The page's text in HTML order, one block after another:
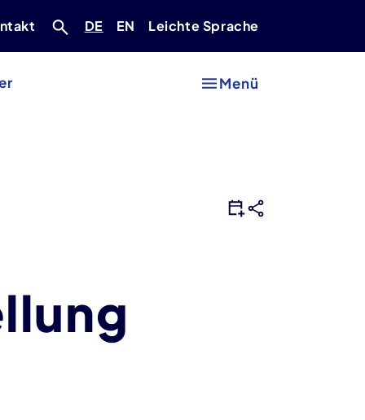
Deutsch
DE Englisch
EN Leichte Sprache
Menü